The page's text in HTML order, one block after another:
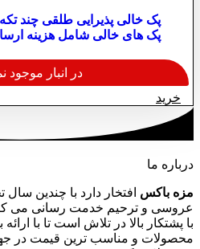
پک خالی پذیرایی طلقی چند تکه
پک های خالی شامل هزینه
در انبار موجود
خرید
دارای
انواع
باشد.
گزینه
ها
ممکن
درباره ما
مزه باکس افتخار دارد با چندین
عروسی و ترحیم خدمت رسانی می
با پشتکار بالا در تلاش است تا با
محصولات و مناسب ترین قیمت در